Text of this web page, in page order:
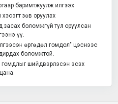
баримтжуулж илгээх
зөв оруулах
засах боломжгүй тул оруулсан
үү.
өргөдөл гомдол" цэснээс
боломжтой.
шийдвэрлэсэн эсэх